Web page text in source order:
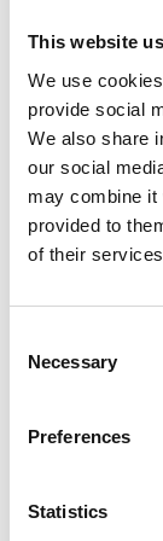
This website
We use
provide social
We also share
our social
may combine it
provided to
of their
Selection
Necessary
Preferences
Statistics
Capture
modèle
des
Gestion
les
plusieurs
Visibilité
Supplier
Que vous
renforcer
l’ensemble